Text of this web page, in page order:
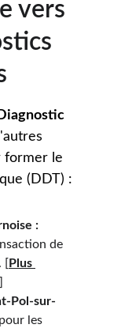
vers
former le
(DDT) :
:
de
[ Plus
Pol-sur-
les